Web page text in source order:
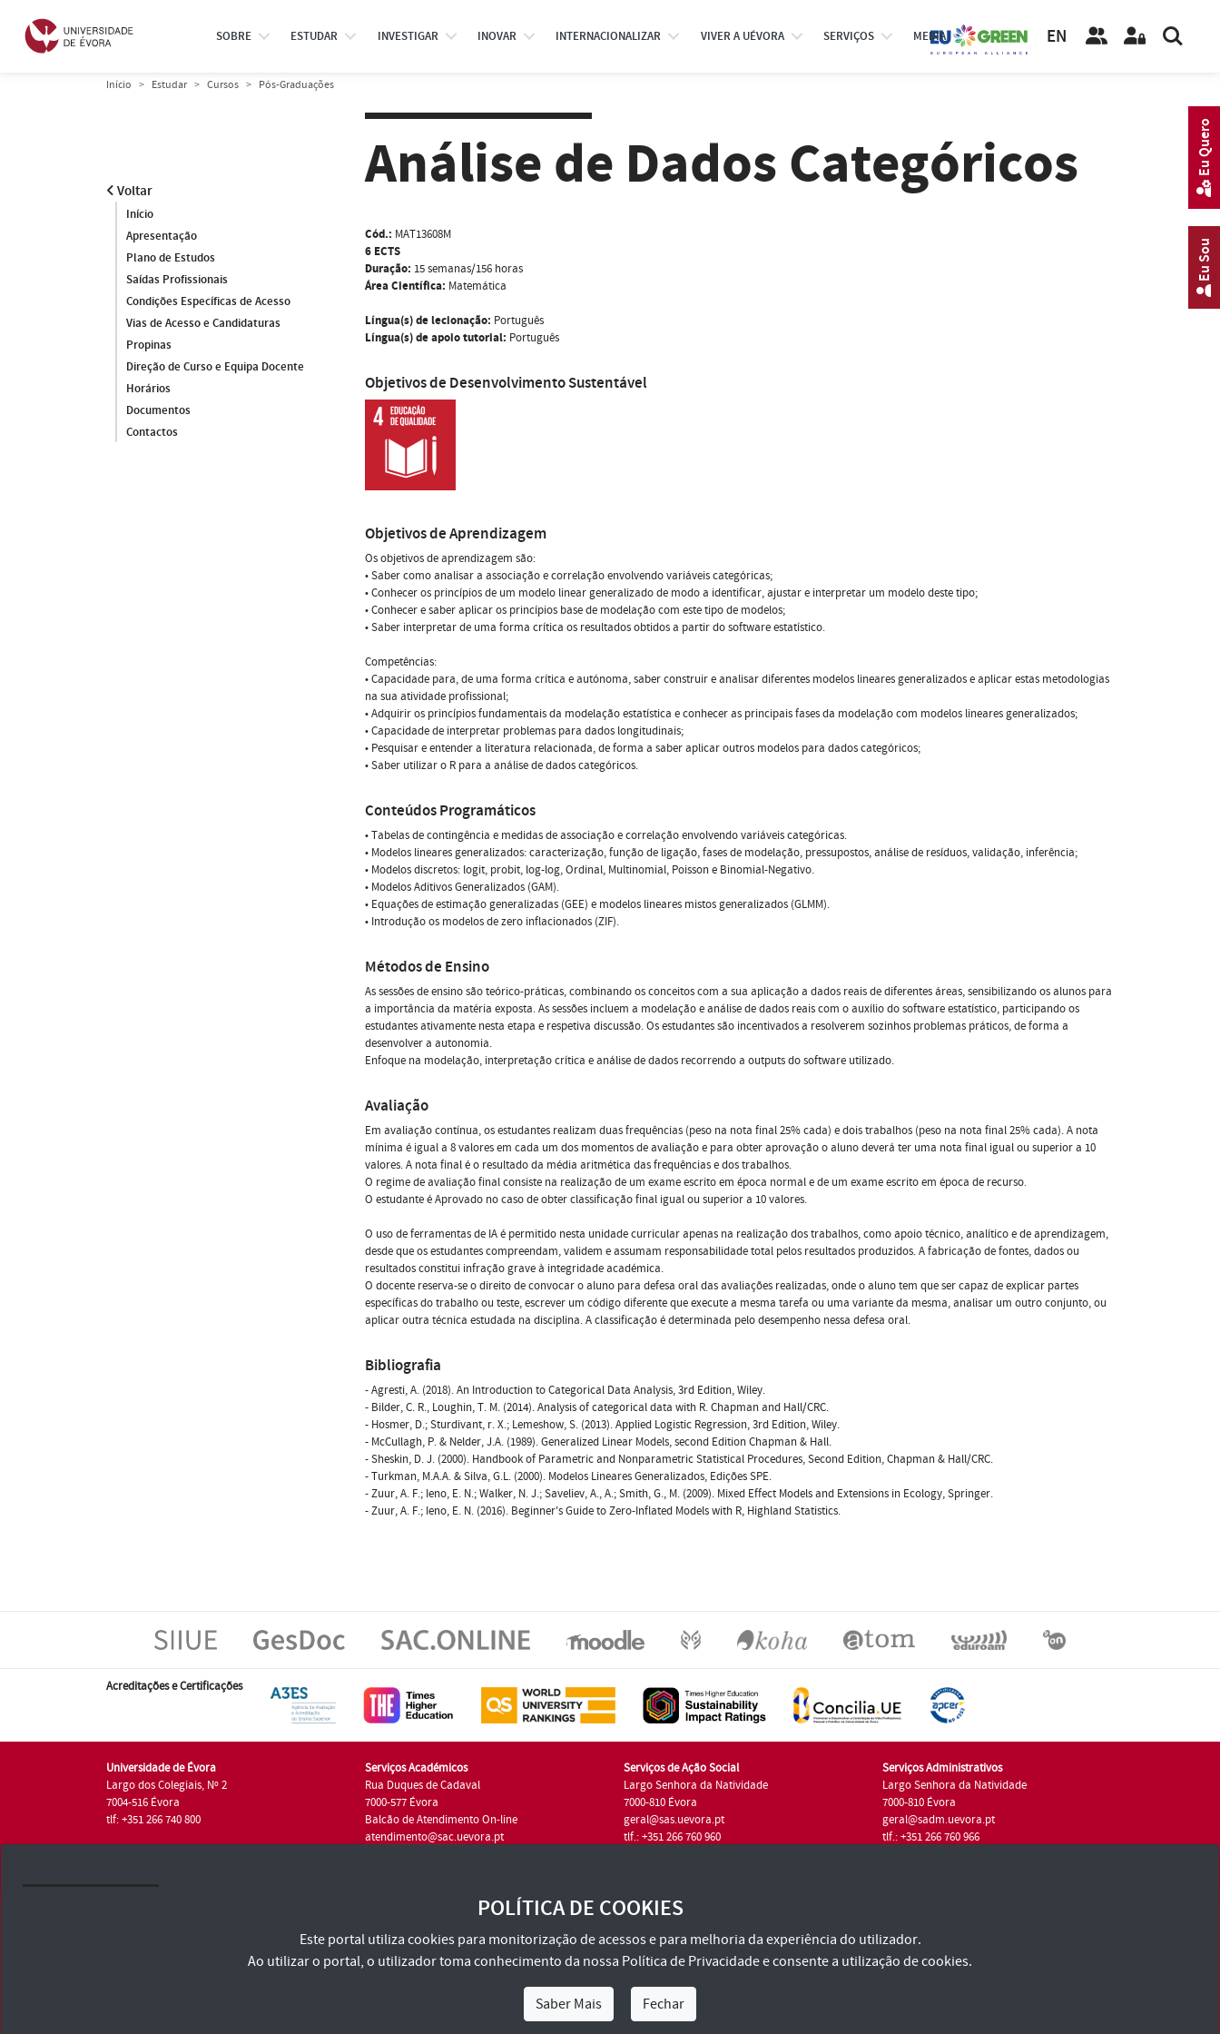
SOBRE ESTUDAR INVESTIGAR INOVAR INTERNACIONALIZAR VIVER A UÉVORA SERVIÇOS MEDIA EN
Início Estudar Cursos Pós-Graduações
Voltar
Início
Apresentação
Plano de Estudos
Saídas Profissionais
Condições Específicas de Acesso
Vias de Acesso e Candidaturas
Propinas
Direção de Curso e Equipa Docente
Horários
Documentos
Contactos
Análise de Dados Categóricos
Cód.: MAT13608M
6 ECTS
Duração: 15 semanas/156 horas
Área Científica: Matemática
Língua(s) de lecionação: Português
Língua(s) de apoio tutorial: Português
Objetivos de Desenvolvimento Sustentável
Objetivos de Aprendizagem
Os objetivos de aprendizagem são:
• Saber como analisar a associação e correlação envolvendo variáveis categóricas;
• Conhecer os princípios de um modelo linear generalizado de modo a identificar, ajustar e interpretar um modelo deste tipo;
• Conhecer e saber aplicar os princípios base de modelação com este tipo de modelos;
• Saber interpretar de uma forma crítica os resultados obtidos a partir do software estatístico.
Competências:
• Capacidade para, de uma forma crítica e autónoma, saber construir e analisar diferentes modelos lineares generalizados e aplicar estas metodologias
na sua atividade profissional;
• Adquirir os princípios fundamentais da modelação estatística e conhecer as principais fases da modelação com modelos lineares generalizados;
• Capacidade de interpretar problemas para dados longitudinais;
• Pesquisar e entender a literatura relacionada, de forma a saber aplicar outros modelos para dados categóricos;
• Saber utilizar o R para a análise de dados categóricos.
Conteúdos Programáticos
• Tabelas de contingência e medidas de associação e correlação envolvendo variáveis categóricas.
• Modelos lineares generalizados: caracterização, função de ligação, fases de modelação, pressupostos, análise de resíduos, validação, inferência;
• Modelos discretos: logit, probit, log-log, Ordinal, Multinomial, Poisson e Binomial-Negativo.
• Modelos Aditivos Generalizados (GAM).
• Equações de estimação generalizadas (GEE) e modelos lineares mistos generalizados (GLMM).
• Introdução os modelos de zero inflacionados (ZIF).
Métodos de Ensino
As sessões de ensino são teórico-práticas, combinando os conceitos com a sua aplicação a dados reais de diferentes áreas, sensibilizando os alunos para
a importância da matéria exposta. As sessões incluem a modelação e análise de dados reais com o auxílio do software estatístico, participando os
estudantes ativamente nesta etapa e respetiva discussão. Os estudantes são incentivados a resolverem sozinhos problemas práticos, de forma a
desenvolver a autonomia.
Enfoque na modelação, interpretação crítica e análise de dados recorrendo a outputs do software utilizado.
Avaliação
Em avaliação contínua, os estudantes realizam duas frequências (peso na nota final 25% cada) e dois trabalhos (peso na nota final 25% cada). A nota
mínima é igual a 8 valores em cada um dos momentos de avaliação e para obter aprovação o aluno deverá ter uma nota final igual ou superior a 10
valores. A nota final é o resultado da média aritmética das frequências e dos trabalhos.
O regime de avaliação final consiste na realização de um exame escrito em época normal e de um exame escrito em época de recurso.
O estudante é Aprovado no caso de obter classificação final igual ou superior a 10 valores.
O uso de ferramentas de IA é permitido nesta unidade curricular apenas na realização dos trabalhos, como apoio técnico, analítico e de aprendizagem,
desde que os estudantes compreendam, validem e assumam responsabilidade total pelos resultados produzidos. A fabricação de fontes, dados ou
resultados constitui infração grave à integridade académica.
O docente reserva-se o direito de convocar o aluno para defesa oral das avaliações realizadas, onde o aluno tem que ser capaz de explicar partes
específicas do trabalho ou teste, escrever um código diferente que execute a mesma tarefa ou uma variante da mesma, analisar um outro conjunto, ou
aplicar outra técnica estudada na disciplina. A classificação é determinada pelo desempenho nessa defesa oral.
Bibliografia
- Agresti, A. (2018). An Introduction to Categorical Data Analysis, 3rd Edition, Wiley.
- Bilder, C. R., Loughin, T. M. (2014). Analysis of categorical data with R. Chapman and Hall/CRC.
- Hosmer, D.; Sturdivant, r. X.; Lemeshow, S. (2013). Applied Logistic Regression, 3rd Edition, Wiley.
- McCullagh, P. & Nelder, J.A. (1989). Generalized Linear Models, second Edition Chapman & Hall.
- Sheskin, D. J. (2000). Handbook of Parametric and Nonparametric Statistical Procedures, Second Edition, Chapman & Hall/CRC.
- Turkman, M.A.A. & Silva, G.L. (2000). Modelos Lineares Generalizados, Edições SPE.
- Zuur, A. F.; Ieno, E. N.; Walker, N. J.; Saveliev, A., A.; Smith, G., M. (2009). Mixed Effect Models and Extensions in Ecology, Springer.
- Zuur, A. F.; Ieno, E. N. (2016). Beginner's Guide to Zero-Inflated Models with R, Highland Statistics.
Acreditações e Certificações
Universidade de Évora
Largo dos Colegiais, Nº 2
7004-516 Évora
tlf: +351 266 740 800
Serviços Académicos
Rua Duques de Cadaval
7000-577 Évora
Balcão de Atendimento On-line
atendimento@sac.uevora.pt
Serviços de Ação Social
Largo Senhora da Natividade
7000-810 Évora
geral@sas.uevora.pt
tlf.: +351 266 760 960
Serviços Administrativos
Largo Senhora da Natividade
7000-810 Évora
geral@sadm.uevora.pt
tlf.: +351 266 760 966
Consulte os Termos e Condições e Política de Privacidade
Eu Sou
Eu Quero
POLÍTICA DE COOKIES
Este portal utiliza cookies para monitorização de acessos e para melhoria da experiência do utilizador.
Ao utilizar o portal, o utilizador toma conhecimento da nossa Política de Privacidadee consente a utilização de cookies.
Saber Mais Fechar